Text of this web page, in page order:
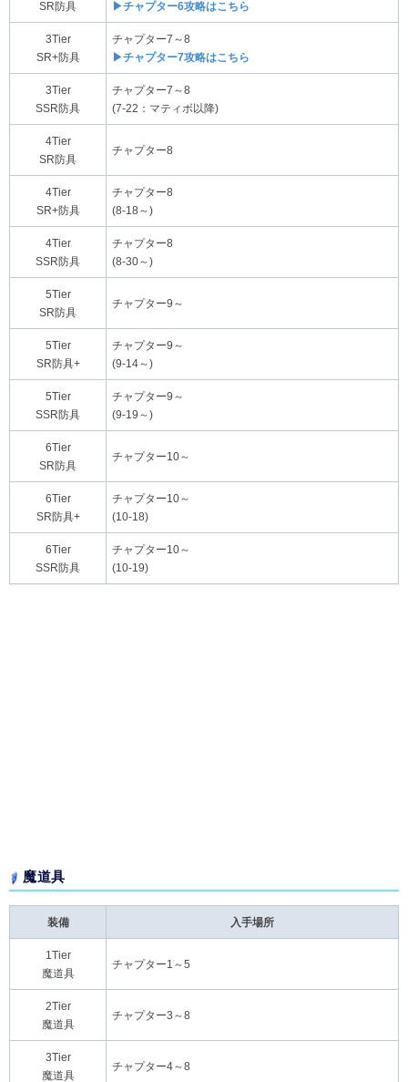
SR防具 ▶チャプター6攻略はこちら
3Tier
SR+防具
チャプター7～8
▶チャプター7攻略はこちら
3Tier
SSR防具
チャプター7～8
(7-22：マティボ以降)
4Tier
SR防具
チャプター8
4Tier
SR+防具
チャプター8
(8-18～)
4Tier
SSR防具
チャプター8
(8-30～)
5Tier
SR防具
チャプター9～
5Tier
SR防具+
チャプター9～
(9-14～)
5Tier
SSR防具
チャプター9～
(9-19～)
6Tier
SR防具
チャプター10～
6Tier
SR防具+
チャプター10～
(10-18)
6Tier
SSR防具
チャプター10～
(10-19)
魔道具
装備 入手場所
1Tier
魔道具
チャプター1～5
2Tier
魔道具
チャプター3～8
3Tier
魔道具
チャプター4～8